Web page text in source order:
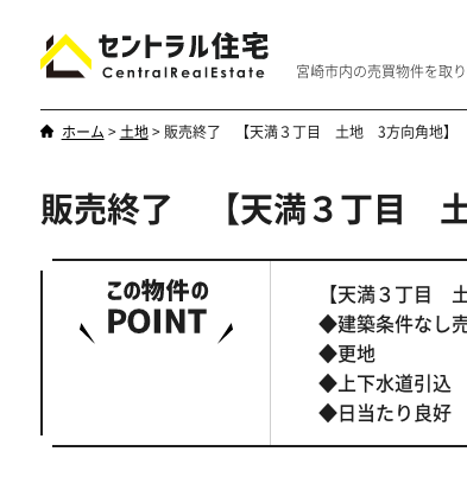
宮崎市内の売買物件を取
やはり一戸建てが一番
ホーム > 土地> 販売終了 【天満３丁目 土地 3方向角地】
販売終了 【天満３丁目
【天満３丁目
◆建築条件なし
◆更地
◆上下水道引込
◆日当たり良好